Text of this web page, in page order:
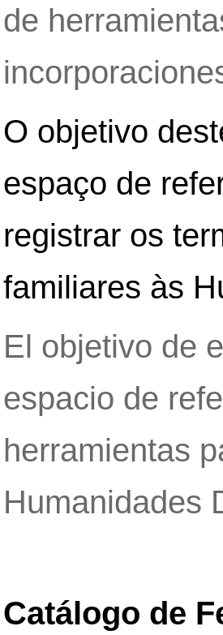
de
O objetivo
espaço de
registrar os
familiares às
El objetivo de
espacio de
herramientas
Humanidades
Catálogo de